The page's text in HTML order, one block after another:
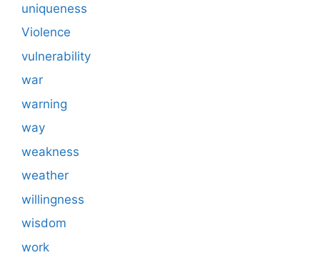
uniqueness
Violence
vulnerability
war
warning
way
weakness
weather
willingness
wisdom
work